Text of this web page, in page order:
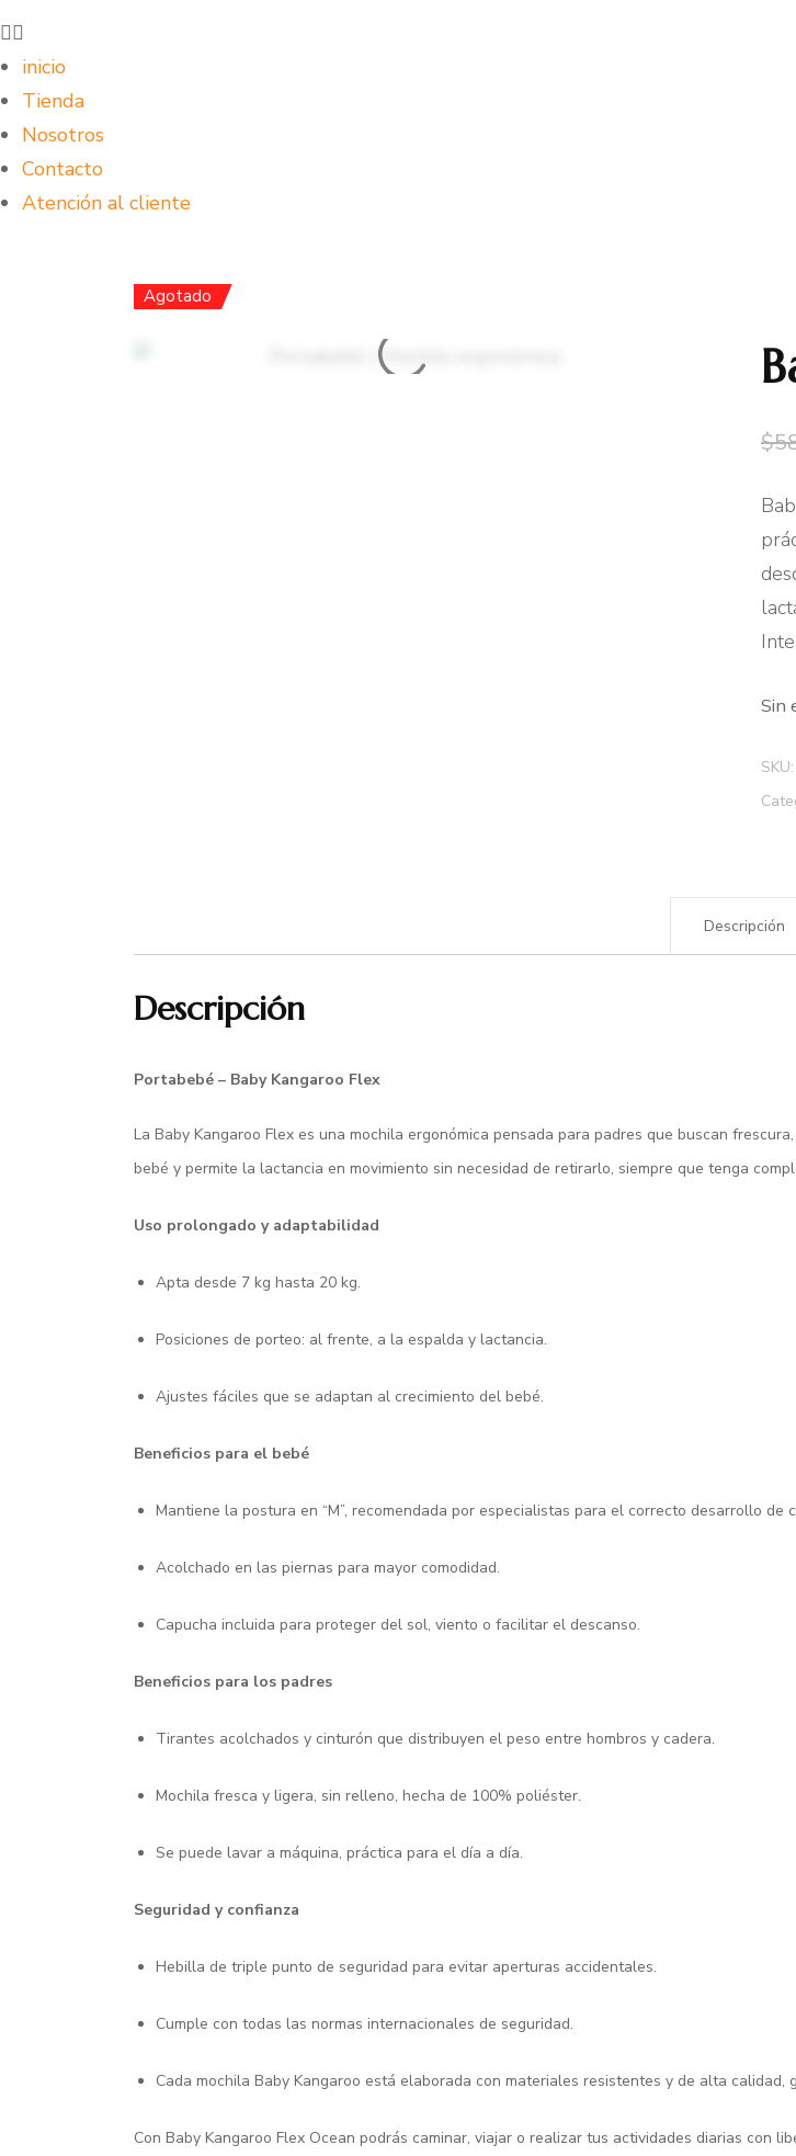
inicio
Tienda
Nosotros
Contacto
Atención al cliente
Agotado
$
Sin
SKU:
Descripción
Descripción
Portabebé – Baby Kangaroo Flex
La Baby Kangaroo Flex es una mochila ergonómica pensada para padres que buscan
bebé y permite la lactancia en movimiento sin necesidad de retirarlo, siempre que tenga
Uso prolongado y adaptabilidad
Apta desde 7 kg hasta 20 kg.
Posiciones de porteo: al frente, a la espalda y lactancia.
Ajustes fáciles que se adaptan al crecimiento del bebé.
Beneficios para el bebé
Mantiene la postura en “M”, recomendada por especialistas para el correcto desarrollo de
Acolchado en las piernas para mayor comodidad.
Capucha incluida para proteger del sol, viento o facilitar el descanso.
Beneficios para los padres
Tirantes acolchados y cinturón que distribuyen el peso entre hombros y cadera.
Mochila fresca y ligera, sin relleno, hecha de 100% poliéster.
Se puede lavar a máquina, práctica para el día a día.
Seguridad y confianza
Hebilla de triple punto de seguridad para evitar aperturas accidentales.
Cumple con todas las normas internacionales de seguridad.
Cada mochila Baby Kangaroo está elaborada con materiales resistentes y de alta calidad,
Con Baby Kangaroo Flex Ocean podrás caminar, viajar o realizar tus actividades diarias con